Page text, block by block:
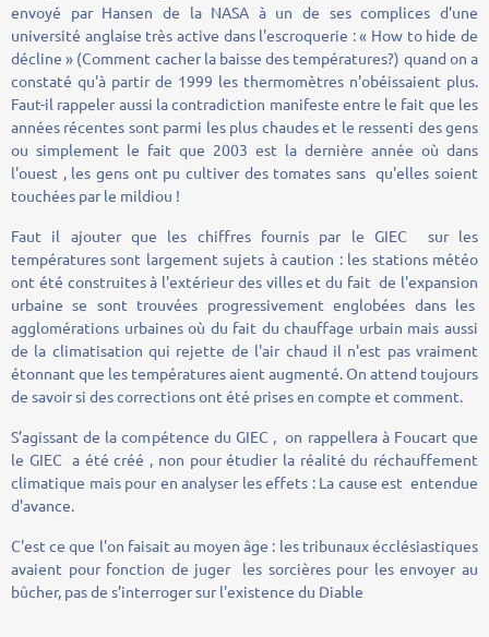
envoyé par Hansen de la NASA à un de ses complices d'une
université anglaise très active dans l'escroquerie : « How to hide de
décline » (Comment cacher la baisse des températures?) quand on a
constaté qu'à partir de 1999 les thermomètres n'obéissaient plus.
Faut-il rappeler aussi la contradiction manifeste entre le fait que les
années récentes sont parmi les plus chaudes et le ressenti des gens
ou simplement le fait que 2003 est la dernière année où dans
l'ouest , les gens ont pu cultiver des tomates sans qu'elles soient
touchées par le mildiou !
Faut il ajouter que les chiffres fournis par le GIEC sur les
températures sont largement sujets à caution : les stations météo
ont été construites à l'extérieur des villes et du fait de l'expansion
urbaine se sont trouvées progressivement englobées dans les
agglomérations urbaines où du fait du chauffage urbain mais aussi
de la climatisation qui rejette de l'air chaud il n'est pas vraiment
étonnant que les températures aient augmenté. On attend toujours
de savoir si des corrections ont été prises en compte et comment.
S’agissant de la compétence du GIEC , on rappellera à Foucart que
le GIEC a été créé , non pour étudier la réalité du réchauffement
climatique mais pour en analyser les effets : La cause est entendue
d'avance.
C'est ce que l'on faisait au moyen âge : les tribunaux écclésiastiques
avaient pour fonction de juger les sorcières pour les envoyer au
bûcher, pas de s’interroger sur l'existence du Diable